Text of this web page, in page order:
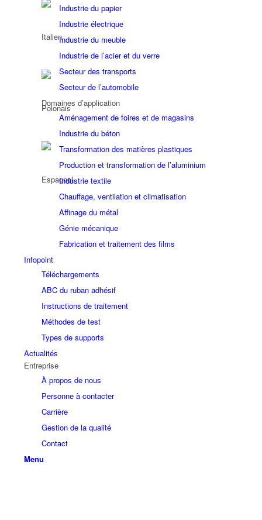
Industrie du papier
Industrie électrique
Industrie du meuble
Industrie de l’acier et du verre
Secteur des transports
Secteur de l’automobile
Domaines d’application
Aménagement de foires et de magasins
Industrie du béton
Transformation des matières plastiques
Production et transformation de l’aluminium
Industrie textile
Chauffage, ventilation et climatisation
Affinage du métal
Génie mécanique
Fabrication et traitement des films
Infopoint
Téléchargements
ABC du ruban adhésif
Instructions de traitement
Méthodes de test
Types de supports
Actualités
Entreprise
À propos de nous
Personne à contacter
Carrière
Gestion de la qualité
Contact
Menu